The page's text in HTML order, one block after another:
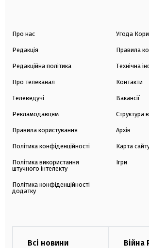
Про нас
Редакція
Редакційна політика
Про телеканал
Телеведучі
Рекламодавцям
Правила користування
Політика конфіденційності
Політика використання
штучного інтелекту
Політика конфіденційності
додатку
Угода
Правила
Технічна
Контакти
Вакансії
Структура
Архів
Карта
Ігри
Всі новини
Війна